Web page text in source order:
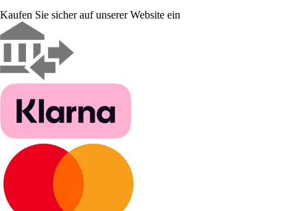
Kaufen Sie sicher auf unserer Website ein